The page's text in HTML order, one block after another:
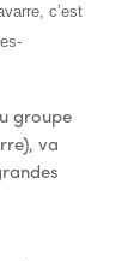
c’est
groupe
va